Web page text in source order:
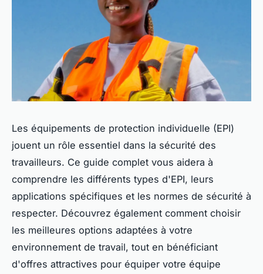
Les équipements de protection individuelle (EPI)
jouent un rôle essentiel dans la sécurité des
travailleurs. Ce guide complet vous aidera à
comprendre les différents types d'EPI, leurs
applications spécifiques et les normes de sécurité à
respecter. Découvrez également comment choisir
les meilleures options adaptées à votre
environnement de travail, tout en bénéficiant
d'offres attractives pour équiper votre équipe